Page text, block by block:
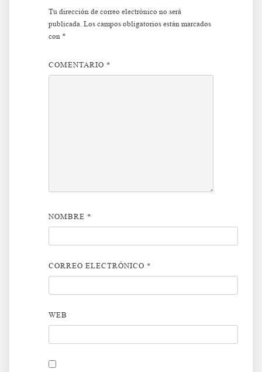
Tu dirección de correo electrónico no será
publicada. Los campos obligatorios están marcados
con *
COMENTARIO *
NOMBRE *
CORREO ELECTRÓNICO *
WEB